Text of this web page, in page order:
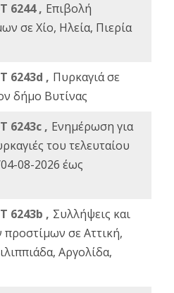
6244 , Επιβολή
σε Χίο, Ηλεία, Πιερία
6243d , Πυρκαγιά σε
δήμο Βυτίνας
6243c , Ενημέρωση για
του τελευταίου
08-2026 έως
6243b , Συλλήψεις και
προστίμων σε Αττική,
Αργολίδα,